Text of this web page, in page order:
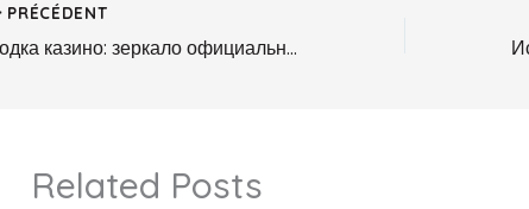
PRÉCÉDENT
Водка казино: зеркало официального сайта Vodka casino
Related Posts